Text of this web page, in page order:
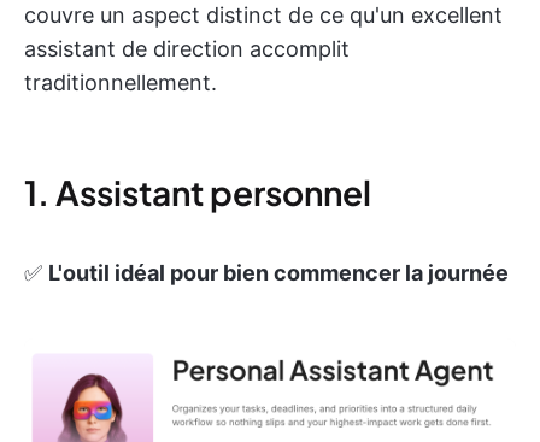
couvre un aspect distinct de ce qu'un excellent
assistant de direction accomplit
traditionnellement.
1. Assistant personnel
✅ L'outil idéal pour bien commencer la journée